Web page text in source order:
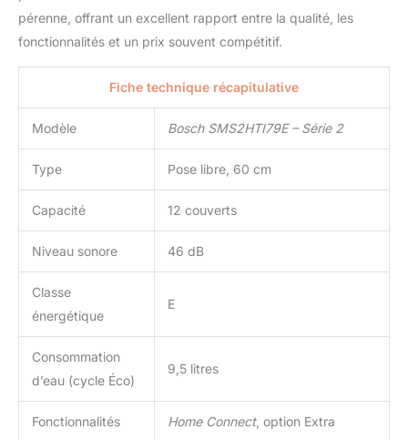
pérenne, offrant un excellent rapport entre la qualité, les
fonctionnalités et un prix souvent compétitif.
Fiche technique récapitulative
Modèle Bosch SMS2HTI79E – Série 2
Type Pose libre, 60 cm
Capacité 12 couverts
Niveau sonore 46 dB
Classe
énergétique
E
Consommation
d’eau (cycle Éco)
9,5 litres
Fonctionnalités
Home Connect, option Extra